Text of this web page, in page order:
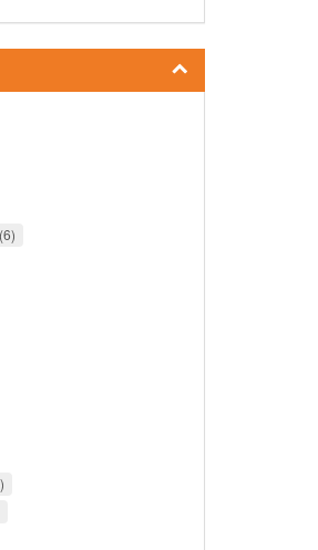
6